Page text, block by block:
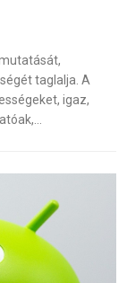
taglalja. A
igaz,